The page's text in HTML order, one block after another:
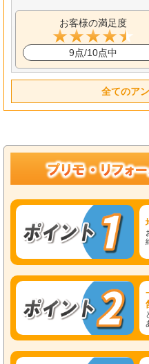
お客様の満足度
9点/10点中
全てのア